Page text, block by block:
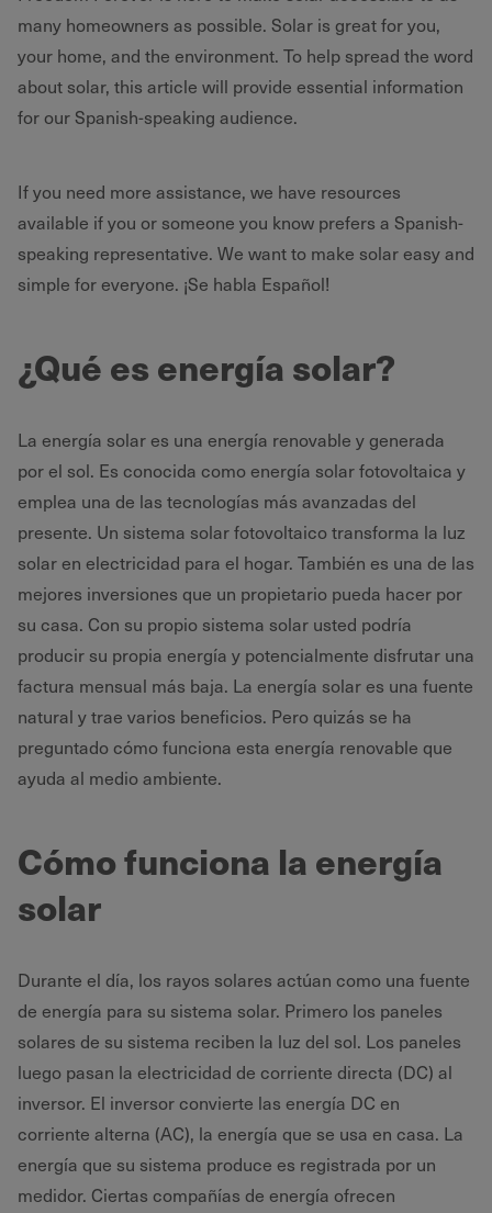
many homeowners as possible. Solar is great for you,
your home, and the environment. To help spread the word
about solar, this article will provide essential information
for our Spanish-speaking audience.
If you need more assistance, we have resources
available if you or someone you know prefers a Spanish-
speaking representative. We want to make solar easy and
simple for everyone. ¡Se habla Español!
¿Qué es energía solar?
La energía solar es una energía renovable y generada
por el sol. Es conocida como energía solar fotovoltaica y
emplea una de las tecnologías más avanzadas del
presente. Un sistema solar fotovoltaico transforma la luz
solar en electricidad para el hogar. También es una de las
mejores inversiones que un propietario pueda hacer por
su casa. Con su propio sistema solar usted podría
producir su propia energía y potencialmente disfrutar una
factura mensual más baja. La energía solar es una fuente
natural y trae varios beneficios. Pero quizás se ha
preguntado cómo funciona esta energía renovable que
ayuda al medio ambiente.
Cómo funciona la energía
solar
Durante el día, los rayos solares actúan como una fuente
de energía para su sistema solar. Primero los paneles
solares de su sistema reciben la luz del sol. Los paneles
luego pasan la electricidad de corriente directa (DC) al
inversor. El inversor convierte las energía DC en
corriente alterna (AC), la energía que se usa en casa. La
energía que su sistema produce es registrada por un
medidor. Ciertas compañías de energía ofrecen